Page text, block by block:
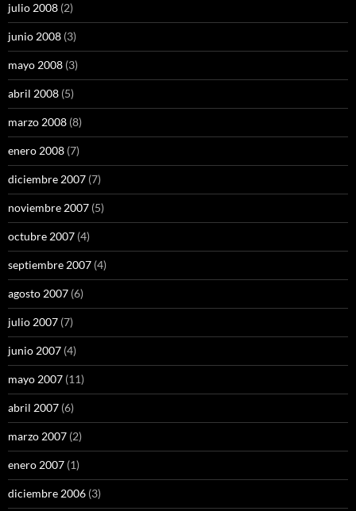
julio 2008 (2)
junio 2008 (3)
mayo 2008 (3)
abril 2008 (5)
marzo 2008 (8)
enero 2008 (7)
diciembre 2007 (7)
noviembre 2007 (5)
octubre 2007 (4)
septiembre 2007 (4)
agosto 2007 (6)
julio 2007 (7)
junio 2007 (4)
mayo 2007 (11)
abril 2007 (6)
marzo 2007 (2)
enero 2007 (1)
diciembre 2006 (3)